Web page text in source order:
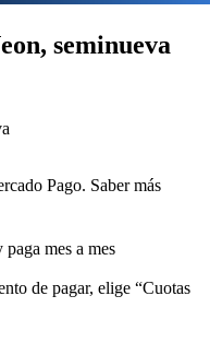
seminueva
Pago. Saber más
mes a mes
de pagar, elige “Cuotas